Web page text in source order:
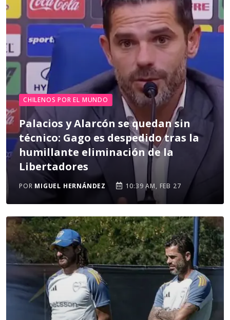
CHILENOS POR EL MUNDO
Palacios y Alarcón se quedan sin
técnico: Gago es despedido tras la
humillante eliminación de la
Libertadores
POR MIGUEL HERNÁNDEZ 10:39 AM, FEB 27